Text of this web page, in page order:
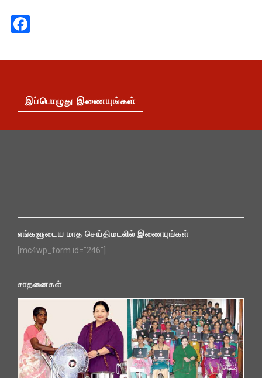
இப்பொழுது இணையுங்கள்
எங்களுடைய மாத செய்திமடலில் இணையுங்கள்
[mc4wp_form id="246"]
சாதனைகள்